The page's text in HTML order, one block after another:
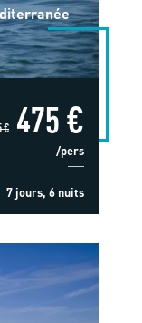
€ 475 €
/pers
7 jours, 6 nuits